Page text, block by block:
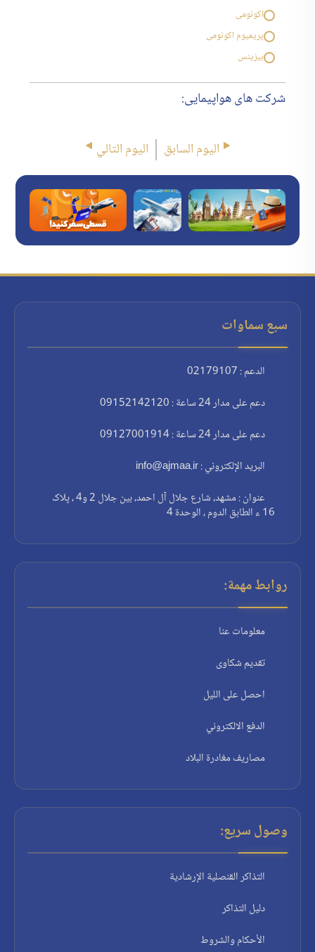
اکونومی
پریمیوم اکونومی
بیزینس
شرکت های هواپیمایی:
اليوم السابق اليوم التالي
سبع سماوات
الدعم : 02179107
دعم على مدار 24 ساعة : 09152142120
دعم على مدار 24 ساعة : 09127001914
البريد الإلكتروني : info@ajmaa.ir
عنوان : مشهد، شارع جلال آل احمد، بين جلال 2 و4 ، پلاک
16 ء الطابق الدوم ، الوحدة 4
روابط مهمة:
معلومات عنا
تقديم شكاوى
احصل على الليل
الدفع الالكتروني
مصاريف مغادرة البلاد
وصول سريع:
التذاكر القنصلية الإرشادية
دليل التذاكر
الأحكام والشروط